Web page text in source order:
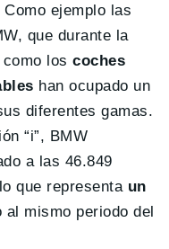
ejemplo las
que durante la
como loscoches
han ocupado un
diferentes gamas.
“i”, BMW
a las 46.849
que representaun
al mismo periodo del